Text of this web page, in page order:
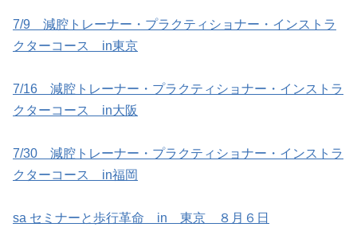
7/9 減腔トレーナー・プラクティショナー・インストラ
クターコース in東京
7/16 減腔トレーナー・プラクティショナー・インストラ
クターコース in大阪
7/30 減腔トレーナー・プラクティショナー・インストラ
クターコース in福岡
sa セミナーと歩行革命 in 東京 ８月６日